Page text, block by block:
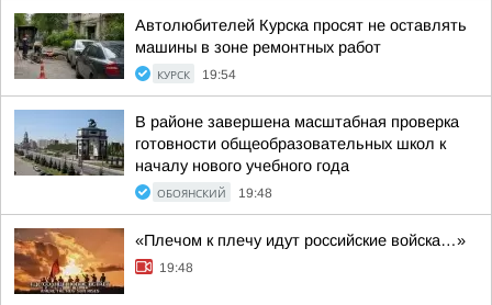
Автолюбителей Курска просят не оставлять
машины в зоне ремонтных работ
КУРСК 19:54
В районе завершена масштабная проверка
готовности общеобразовательных школ к
началу нового учебного года
ОБОЯНСКИЙ 19:48
«Плечом к плечу идут российские войска…»
19:48